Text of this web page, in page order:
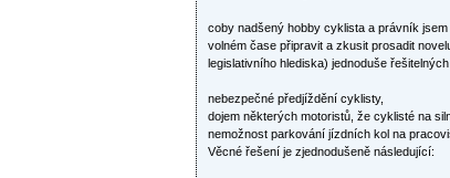
coby nadšený hobby cyklista a právník
volném čase připravit a zkusit prosadit
legislativního hlediska) jednoduše
nebezpečné předjíždění cyklisty,
dojem některých motoristů, že cyklisté na
nemožnost parkování jízdních kol na
Věcné řešení je zjednodušeně následující: